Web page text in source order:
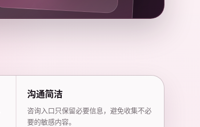
沟通简洁
咨询入口只保留必要信息，避免收集不必
要的敏感内容。